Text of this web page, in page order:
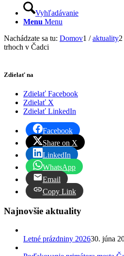
Vyhľadávanie
Menu Menu
Nachádzate sa tu: Domov1 / aktuality2
trhoch v Čadci
Zdielať na
Zdielať Facebook
Zdielať X
Zdielať LinkedIn
Facebook
Share on X
LinkedIn
WhatsApp
Email
Copy Link
Najnovšie aktuality
Letné prázdniny 202630. júna